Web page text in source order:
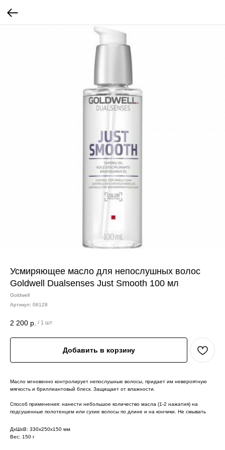
Усмиряющее масло для непослушных волос
Goldwell Dualsenses Just Smooth 100 мл
Goldwell
Артикул: 06128
2 200 р. / 1 шт
Добавить в корзину
Масло мгновенно контролирует непослушные волосы, придает им невероятную
мягкость и бриллиантовый блеск. Защищает от влажности.
Способ применения: нанести небольшое количество масла (1-2 нажатия) на
подсушенные полотенцем или сухие волосы по длине и на кончики. Не смывать
ДxШxВ: 330x250x150 мм
Вес: 150 г